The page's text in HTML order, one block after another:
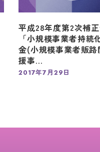
平成28年度第2次補
「小規模事業者持続
金(小規模事業者販路
援事…
2017年7月29日